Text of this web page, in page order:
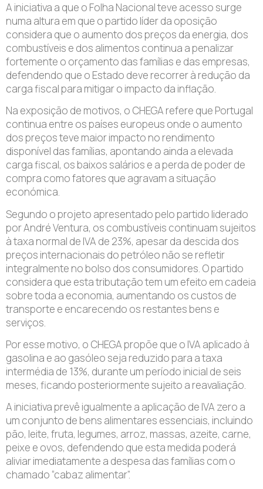
A iniciativa a que o Folha Nacional teve acesso surge
numa altura em que o partido líder da oposição
considera que o aumento dos preços da energia, dos
combustíveis e dos alimentos continua a penalizar
fortemente o orçamento das famílias e das empresas,
defendendo que o Estado deve recorrer à redução da
carga fiscal para mitigar o impacto da inflação.
Na exposição de motivos, o CHEGA refere que Portugal
continua entre os países europeus onde o aumento
dos preços teve maior impacto no rendimento
disponível das famílias, apontando ainda a elevada
carga fiscal, os baixos salários e a perda de poder de
compra como fatores que agravam a situação
económica.
Segundo o projeto apresentado pelo partido liderado
por André Ventura, os combustíveis continuam sujeitos
à taxa normal de IVA de 23%, apesar da descida dos
preços internacionais do petróleo não se refletir
integralmente no bolso dos consumidores. O partido
considera que esta tributação tem um efeito em cadeia
sobre toda a economia, aumentando os custos de
transporte e encarecendo os restantes bens e
serviços.
Por esse motivo, o CHEGA propõe que o IVA aplicado à
gasolina e ao gasóleo seja reduzido para a taxa
intermédia de 13%, durante um período inicial de seis
meses, ficando posteriormente sujeito a reavaliação.
A iniciativa prevê igualmente a aplicação de IVA zero a
um conjunto de bens alimentares essenciais, incluindo
pão, leite, fruta, legumes, arroz, massas, azeite, carne,
peixe e ovos, defendendo que esta medida poderá
aliviar imediatamente a despesa das famílias com o
chamado “cabaz alimentar”.